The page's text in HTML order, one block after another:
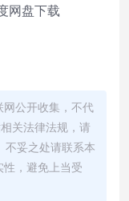
网盘下载
公开收集，不代
关法律法规，请
不妥之处请联系本
，避免上当受